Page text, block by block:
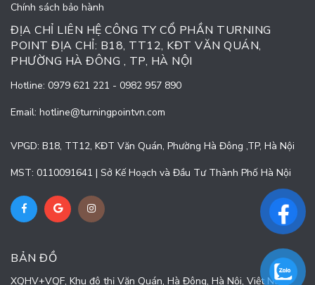
Chính sách bảo hành
ĐỊA CHỈ LIÊN HỆ CÔNG TY CỔ PHẦN TURNING
POINT ĐỊA CHỈ: B18, TT12, KĐT VĂN QUÁN,
PHƯỜNG HÀ ĐÔNG , TP, HÀ NỘI
Hotline: 0979 621 221 - 0982 957 890
Email: hotline@turningpointvn.com
VPGD: B18, TT12, KĐT Văn Quán, Phường Hà Đông ,TP, Hà Nội
MST: 0110091641 | Sở Kế Hoạch và Đầu Tư Thành Phố Hà Nội
BẢN ĐỒ
XQHV+VQF, Khu đô thị Văn Quán, Hà Đông, Hà Nội, Việt Nam